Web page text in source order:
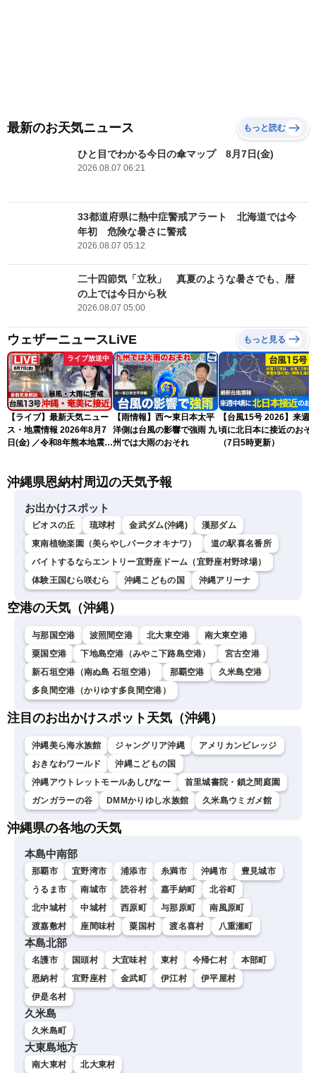
最新のお天気ニュース もっと読む
ひと目でわかる今日の傘マップ 8月7日(金)
2026.08.07 06:21
33都道府県に熱中症警戒アラート 北海道では今
年初 危険な暑さに警戒
2026.08.07 05:12
二十四節気「立秋」 真夏のような暑さでも、暦
の上では今日から秋
2026.08.07 05:00
ウェザーニュースLiVE もっと見る
ライブ放送中
【ライブ】最新天気ニュー
ス・地震情報 2026年8月7
日(金) ／令和8年熊本地震情
央・江川清音／有賀哲夫〉
【雨情報】西〜東日本太平
洋側は台風の影響で強雨 九
州では大雨のおそれ
【台風15号 2026】来週
頃に北日本に接近のおそ
（7日5時更新）
沖縄県恩納村周辺の天気予報
お出かけスポット
ビオスの丘 琉球村 金武ダム(沖縄)
漢那ダム
東南植物楽園（美らやしパークオキナワ）
道の駅喜名番所
バイトするならエントリー宜野座ドーム（宜野座村野球場）
体験王国むら咲むら
沖縄こどもの国 沖縄アリーナ
空港の天気（沖縄）
与那国空港 波照間空港 北大東空港
南大東空港
粟国空港
下地島空港（みやこ下路島空港）
宮古空港
新石垣空港（南ぬ島 石垣空港）
那覇空港
久米島空港
多良間空港（かりゆす多良間空港）
注目のお出かけスポット天気（沖縄）
沖縄美ら海水族館 ジャングリア沖縄
アメリカンビレッジ
おきなわワールド
沖縄こどもの国
沖縄アウトレットモールあしびなー
首里城書院・鎖之間庭園
ガンガラーの谷
DMMかりゆし水族館 久米島ウミガメ館
沖縄県の各地の天気
本島中南部
那覇市 宜野湾市 浦添市 糸満市 沖縄市
豊見城市
うるま市
南城市 読谷村 嘉手納町
北谷町
北中城村
中城村 西原町 与那原町
南風原町
渡嘉敷村
座間味村 粟国村 渡名喜村 八重瀬町
本島北部
名護市 国頭村 大宜味村 東村 今帰仁村
本部町
恩納村
宜野座村 金武町 伊江村
伊平屋村
伊是名村
久米島
久米島町
大東島地方
南大東村 北大東村